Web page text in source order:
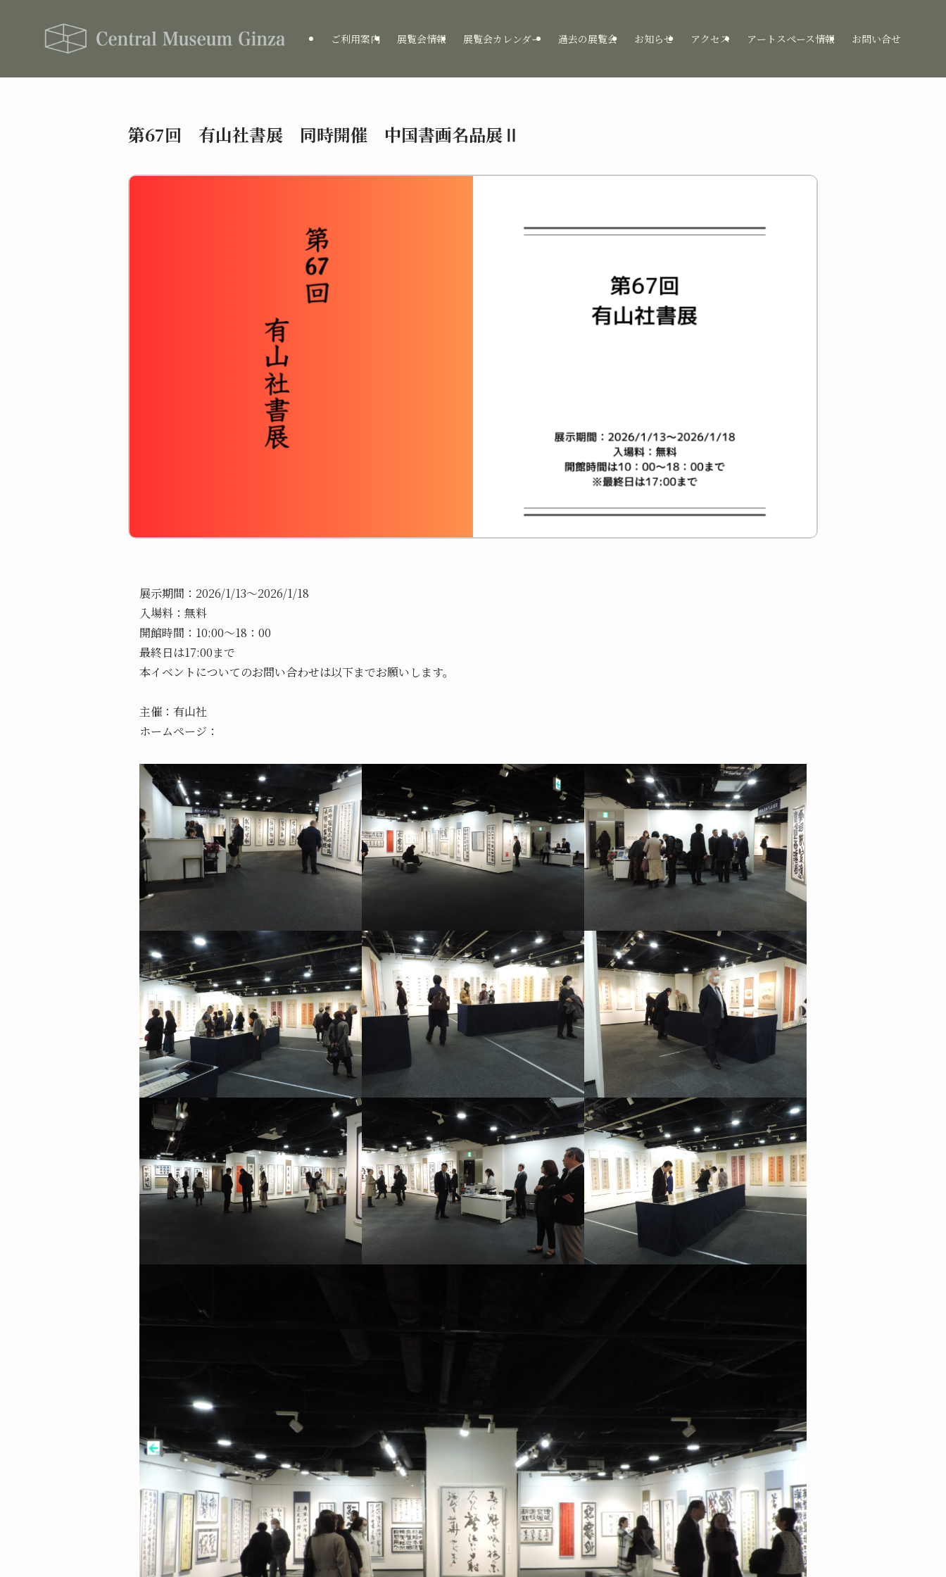
ご利用案内 展覧会情報 展覧会カレンダー 過去の展覧会 お知らせ アクセス アートスペース情報 お問い合せ
第67回 有山社書展 同時開催 中国書画名品展Ⅱ
展示期間：2026/1/13～2026/1/18
入場料：無料
開館時間：10:00～18：00
最終日は17:00まで
本イベントについてのお問い合わせは以下までお願いします。
主催：有山社
ホームページ：